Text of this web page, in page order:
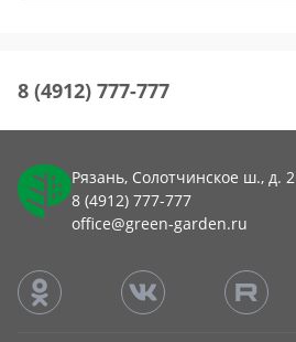
8 (4912) 777-777
Рязань, Солотчинское ш., д. 2
8 (4912) 777-777
office@green-garden.ru